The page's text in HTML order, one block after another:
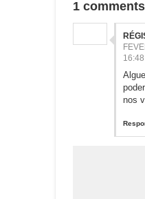
1
16:48
nos